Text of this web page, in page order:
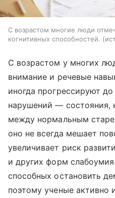
С возрастом многие люди
когнитивных способностей.
С возрастом у многих
внимание и речевые
иногда прогрессируют
нарушений — состояния,
между нормальным
оно не всегда мешает
увеличивает риск
и других форм
способных остановить
поэтому ученые активно